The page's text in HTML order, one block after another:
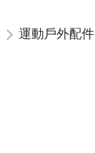
運動戶外配件